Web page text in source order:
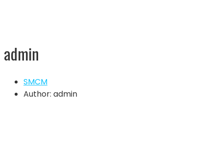
admin
SMCM
Author: admin